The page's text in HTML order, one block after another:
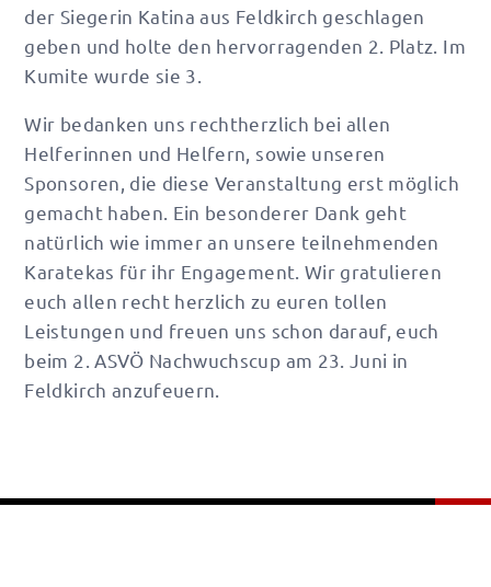
der Siegerin Katina aus Feldkirch geschlagen
geben und holte den hervorragenden 2. Platz. Im
Kumite wurde sie 3.
Wir bedanken uns rechtherzlich bei allen
Helferinnen und Helfern, sowie unseren
Sponsoren, die diese Veranstaltung erst möglich
gemacht haben. Ein besonderer Dank geht
natürlich wie immer an unsere teilnehmenden
Karatekas für ihr Engagement. Wir gratulieren
euch allen recht herzlich zu euren tollen
Leistungen und freuen uns schon darauf, euch
beim 2. ASVÖ Nachwuchscup am 23. Juni in
Feldkirch anzufeuern.